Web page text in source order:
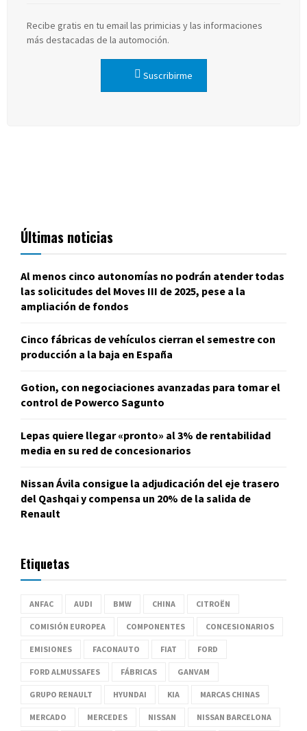
Recibe gratis en tu email las primicias y las informaciones
más destacadas de la automoción.
Suscribirme
Últimas noticias
Al menos cinco autonomías no podrán atender todas
las solicitudes del Moves III de 2025, pese a la
ampliación de fondos
Cinco fábricas de vehículos cierran el semestre con
producción a la baja en España
Gotion, con negociaciones avanzadas para tomar el
control de Powerco Sagunto
Lepas quiere llegar «pronto» al 3% de rentabilidad
media en su red de concesionarios
Nissan Ávila consigue la adjudicación del eje trasero
del Qashqai y compensa un 20% de la salida de
Renault
Etiquetas
ANFAC AUDI BMW CHINA CITROËN
COMISIÓN EUROPEA COMPONENTES CONCESIONARIOS
EMISIONES FACONAUTO FIAT FORD
FORD ALMUSSAFES FÁBRICAS GANVAM
GRUPO RENAULT HYUNDAI KIA MARCAS CHINAS
MERCADO MERCEDES NISSAN NISSAN BARCELONA